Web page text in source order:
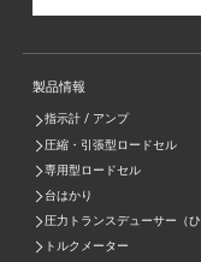
製品情報
指示計 / アンプ
圧縮・引張型ロードセル
専用型ロードセル
台はかり
圧力トランスデューサー（ひ
トルクメーター